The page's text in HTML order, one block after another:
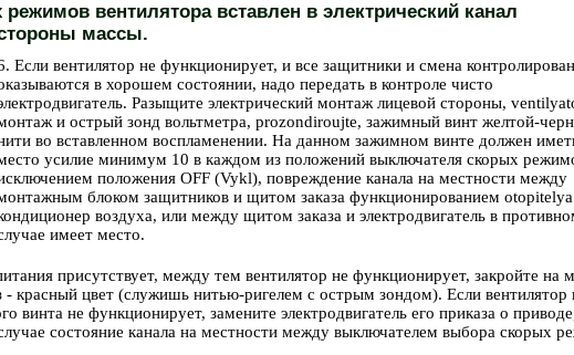
вентилятора вставлен в электрический канал
массы.
Если вентилятор не функционирует, и все защитники и смена
в хорошем состоянии, надо передать в контроле чисто
Разыщите электрический монтаж лицевой стороны,
и острый зонд вольтметра, prozondiroujte, зажимный винт желтой-
во вставленном воспламенении. На данном зажимном винте должен
усилие минимум 10 в каждом из положений выключателя скорых
положения OFF (Vykl), повреждение канала на местности между
блоком защитников и щитом заказа функционированием
воздуха, или между щитом заказа и электродвигатель в
имеет место.
присутствует, между тем вентилятор не функционирует, закройте на
красный цвет (служишь нитью-ригелем с острым зондом). Если вентилятор
винта не функционирует, замените электродвигатель его приказа о
состояние канала на местности между выключателем выбора скорых